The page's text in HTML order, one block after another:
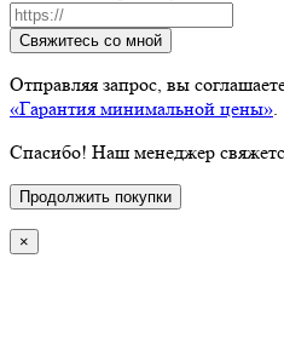
Свяжитесь со мной
Отправляя запрос, вы
«Гарантия минимальной цены».
Спасибо! Наш менеджер
Продолжить покупки
×